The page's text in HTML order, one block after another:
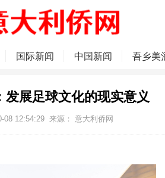
国际新闻 中国新闻 吾乡美
发展足球文化的现实意义
08 12:54:29 来源： 意大利侨网